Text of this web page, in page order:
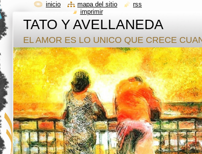
TATO Y AVELLANEDA
EL AMOR ES LO UNICO QUE CRECE
inicio mapa del sitio
rss
imprimir